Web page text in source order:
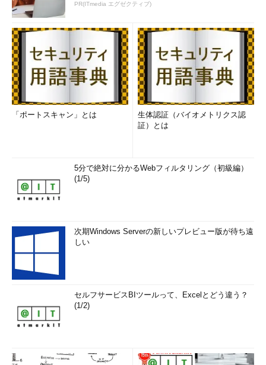
PR(ITmedia エグゼクティブ)
「ポートスキャン」とは
生体認証（バイオメトリクス認
証）とは
5分で絶対に分かるWebフィルタリング（初級編）
(1/5)
次期Windows Serverの新しいプレビュー版が待ち遠
しい
セルフサービスBIツールって、Excelとどう違う？
(1/2)